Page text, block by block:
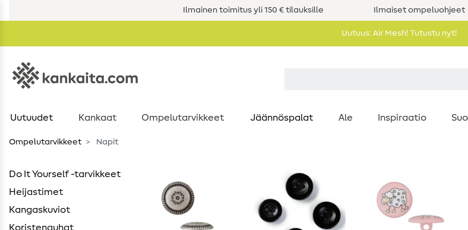
Ilmainen toimitus yli 150 € tilauksille Ilmaiset ompeluohjeet
Uutuus: Air Mesh! Tutustu nyt!
Uutuudet Kankaat Ompelutarvikkeet Jäännöspalat Ale Inspiraatio
Ompelutarvikkeet Napit
Do It Yourself -tarvikkeet
Heijastimet
Kangaskuviot
Koristenauhat